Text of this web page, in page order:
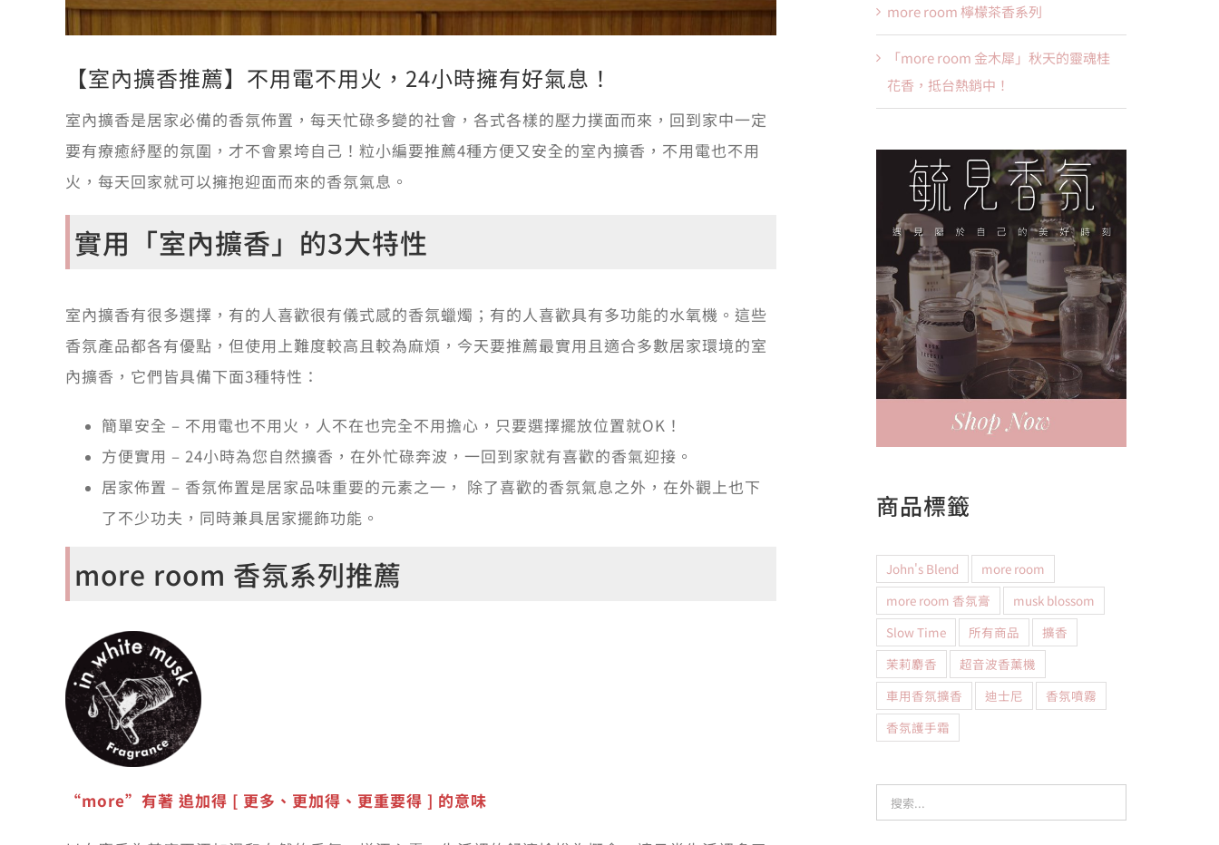
【室內擴香推薦】不用電不用火，24小時擁有好氣息！
室內擴香是居家必備的香氛佈置，每天忙碌多變的社會，各式各樣的壓力撲面而來，回到家中一定
要有療癒紓壓的氛圍，才不會累垮自己！粒小編要推薦4種方便又安全的室內擴香，不用電也不用
火，每天回家就可以擁抱迎面而來的香氛氣息。
實用「室內擴香」的3大特性
室內擴香有很多選擇，有的人喜歡很有儀式感的香氛蠟燭；有的人喜歡具有多功能的水氧機。這些
香氛產品都各有優點，但使用上難度較高且較為麻煩，今天要推薦最實用且適合多數居家環境的室
內擴香，它們皆具備下面3種特性：
簡單安全 – 不用電也不用火，人不在也完全不用擔心，只要選擇擺放位置就OK！
方便實用 – 24小時為您自然擴香，在外忙碌奔波，一回到家就有喜歡的香氣迎接。
居家佈置 – 香氛佈置是居家品味重要的元素之一， 除了喜歡的香氛氣息之外，在外觀上也下
了不少功夫，同時兼具居家擺飾功能。
more room 香氛系列推薦
“more”有著 追加得 [ 更多、更加得、更重要得 ] 的意味
more room 檸檬茶香系列
「more room 金木犀」秋天的靈魂桂
花香，抵台熱銷中！
商品標籤
John's Blend
more room
more room 香氛膏
musk blossom
Slow Time
所有商品
擴香
茉莉麝香
超音波香薰機
車用香氛擴香
迪士尼
香氛噴霧
香氛護手霜